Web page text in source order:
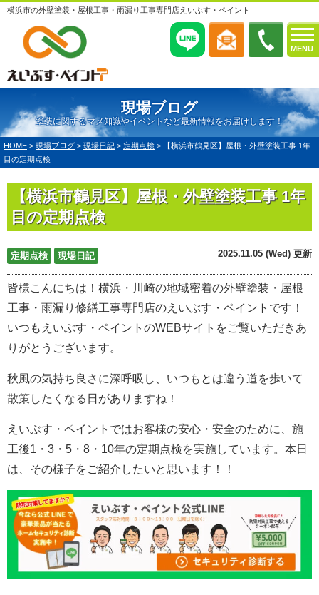
MENU
横浜市の外壁塗装・屋根工事・雨漏り工事専門店えいぶす・ペイント
現場ブログ
塗装に関するマメ知識やイベントなど最新情報をお届けします！
HOME > 現場ブログ > 現場日記 > 定期点検 >
【横浜市鶴見区】屋根・外壁塗装工事 1年
目の定期点検
【横浜市鶴見区】屋根・外壁塗装工事 1年
目の定期点検
定期点検 現場日記 2025.11.05 (Wed) 更新
皆様こんにちは！横浜・川崎の地域密着の外壁塗装・屋根
工事・雨漏り修繕工事専門店のえいぶす・ペイントです！
いつもえいぶす・ペイントのWEBサイトをご覧いただきあ
りがとうございます。
秋風の気持ち良さに深呼吸し、いつもとは違う道を歩いて
散策したくなる日がありますね！
えいぶす・ペイントではお客様の安心・安全のために、施
工後1・3・5・8・10年の定期点検を実施しています。本日
は、その様子をご紹介したいと思います！！